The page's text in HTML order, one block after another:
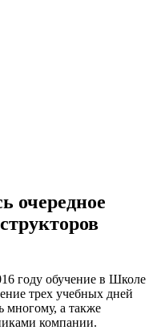
очередное
году обучение в Школе
трех учебных дней
многому, а также
компании.